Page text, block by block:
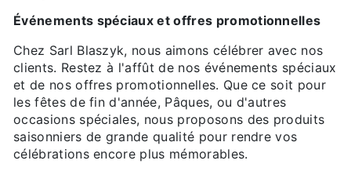
Événements spéciaux et offres promotionnelles
Chez Sarl Blaszyk, nous aimons célébrer avec nos
clients. Restez à l'affût de nos événements spéciaux
et de nos offres promotionnelles. Que ce soit pour
les fêtes de fin d'année, Pâques, ou d'autres
occasions spéciales, nous proposons des produits
saisonniers de grande qualité pour rendre vos
célébrations encore plus mémorables.